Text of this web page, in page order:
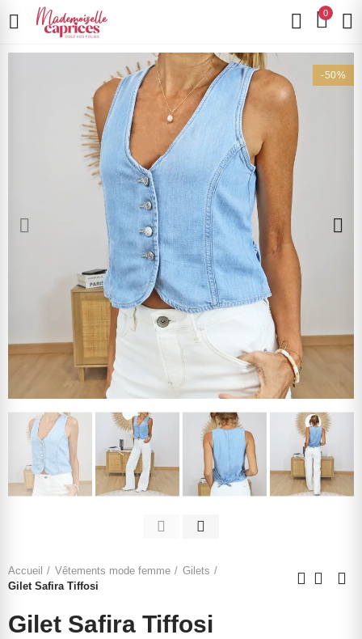
0
-50%
Accueil Vêtements mode femme
Gilets
Gilet Safira Tiffosi
Gilet Safira Tiffosi